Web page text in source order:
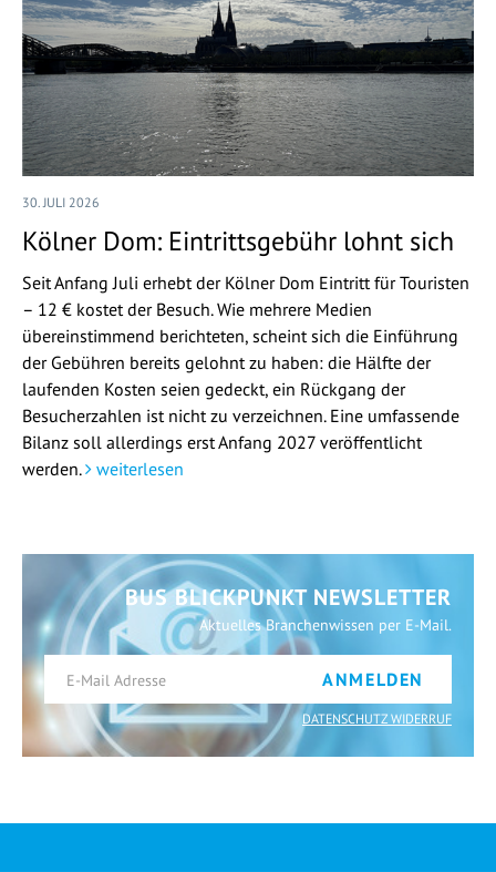
30. JULI 2026
Kölner Dom: Eintrittsgebühr lohnt sich
Seit Anfang Juli erhebt der Kölner Dom Eintritt für Touristen
– 12 € kostet der Besuch. Wie mehrere Medien
übereinstimmend berichteten, scheint sich die Einführung
der Gebühren bereits gelohnt zu haben: die Hälfte der
laufenden Kosten seien gedeckt, ein Rückgang der
Besucherzahlen ist nicht zu verzeichnen. Eine umfassende
Bilanz soll allerdings erst Anfang 2027 veröffentlicht
werden.
weiterlesen
BUS BLICKPUNKT NEWSLETTER
Aktuelles Branchenwissen per E-Mail.
ANMELDEN
DATENSCHUTZ WIDERRUF